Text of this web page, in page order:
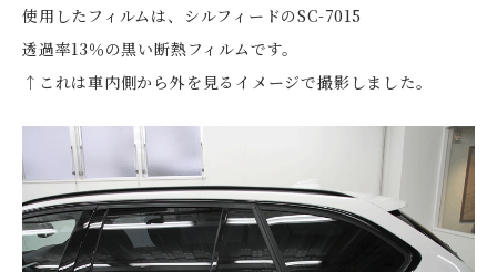
使用したフィルムは、シルフィードのSC-7015
透過率13％の黒い断熱フィルムです。
↑これは車内側から外を見るイメージで撮影しました。